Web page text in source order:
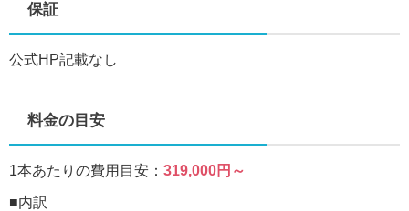
保証
公式HP記載なし
料金の目安
1本あたりの費用目安： 319,000円～
■内訳